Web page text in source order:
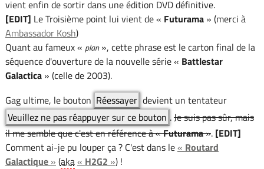
vient enfin de sortir dans une édition DVD définitive.
[EDIT] Le Troisième point lui vient de « Futurama» (merci à
Ambassador Kosh)
Quant au fameux « plan», cette phrase est le carton final de la
séquence d'ouverture de la nouvelle série « Battlestar
Galactica» (celle de 2003).
Gag ultime, le bouton Réessayer devient un tentateur
Veuillez ne pas réappuyer sur ce bouton .Je suis pas sûr, mais
il me semble que c'est en référence à «Futurama». [EDIT]
Comment ai-je pu louper ça ? C'est dans le« Routard
Galactique» (aka« H2G2 ») !